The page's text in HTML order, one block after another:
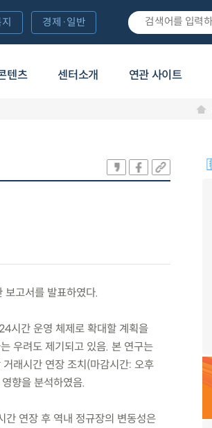
텐츠 센터소개 연관 사이트
경제·일반
보고서를 발표하였다.
시간 운영 체제로 확대할 계획을
우려도 제기되고 있음. 본 연구는
래시간 연장 조치(마감시간: 오후
향을 분석하였음.
간 연장 후 역내 정규장의 변동성은